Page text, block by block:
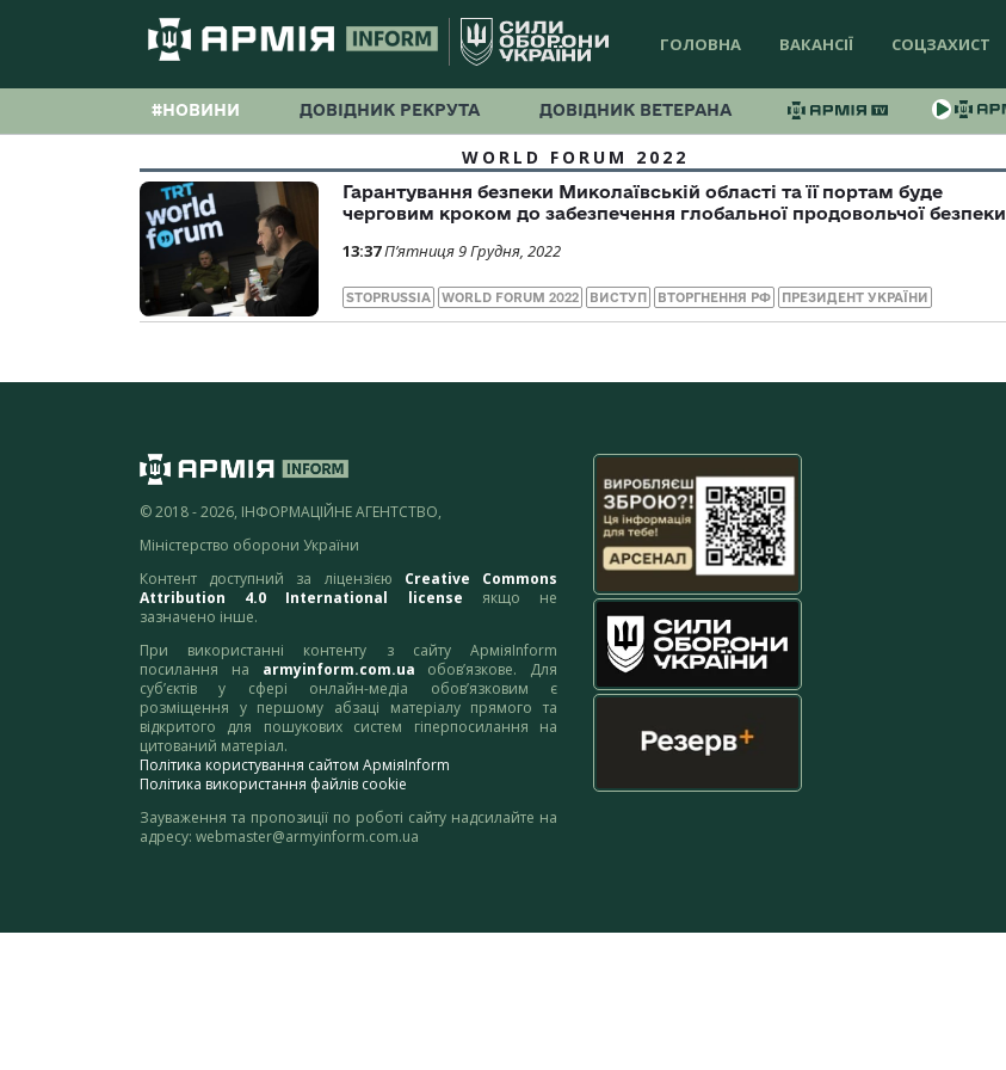
ГОЛОВНА ВАКАНСІЇ СОЦЗАХИСТ
#НОВИНИ ДОВІДНИК РЕКРУТА ДОВІДНИК ВЕТЕРАНА
WORLD FORUM 2022
Гарантування безпеки Миколаївській області та її портам буде
черговим кроком до забезпечення глобальної продовольчої безпеки
13:37П’ятниця 9 Грудня, 2022
STOPRUSSIA WORLD FORUM 2022 ВИСТУП ВТОРГНЕННЯ РФ ПРЕЗИДЕНТ УКРАЇНИ
© 2018 - 2026, ІНФОРМАЦІЙНЕ АГЕНТСТВО,
Міністерство оборони України
Контент доступний за ліцензією Creative Commons
Attribution 4.0 International license якщо не
зазначено інше.
При використанні контенту з сайту АрміяInform
посилання на armyinform.com.ua обов’язкове. Для
суб’єктів у сфері онлайн-медіа обов’язковим є
розміщення у першому абзаці матеріалу прямого та
відкритого для пошукових систем гіперпосилання на
цитований матеріал.
Політика користування сайтом АрміяInform
Політика використання файлів cookie
Зауваження та пропозиції по роботі сайту надсилайте на
адресу: webmaster@armyinform.com.ua